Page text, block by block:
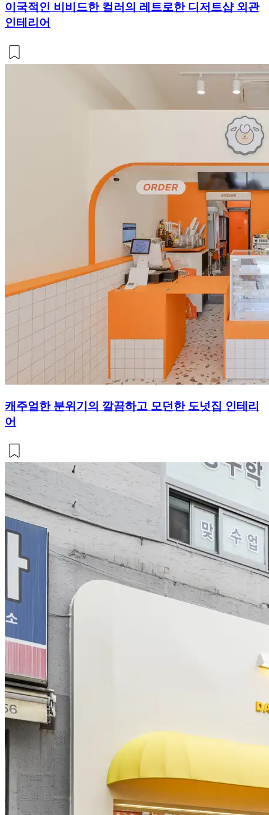
이국적인 비비드한 컬러의 레트로한 디저트샵 외관
인테리어
캐주얼한 분위기의 깔끔하고 모던한 도넛집 인테리
어